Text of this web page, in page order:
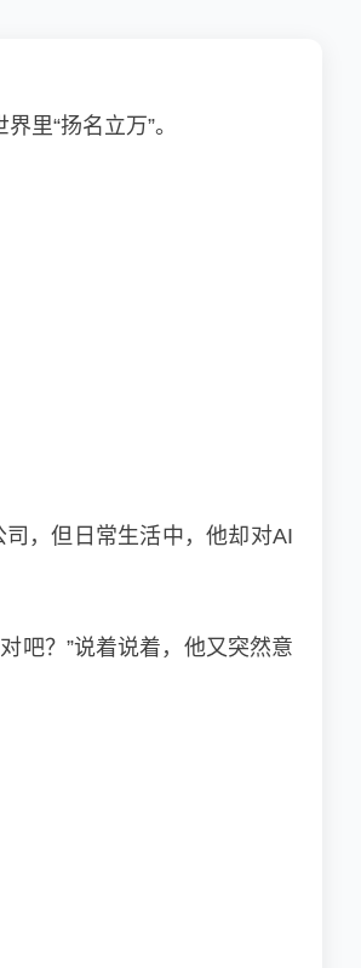
里“扬名立万”。
，但日常生活中，他却对AI
吧？”说着说着，他又突然意